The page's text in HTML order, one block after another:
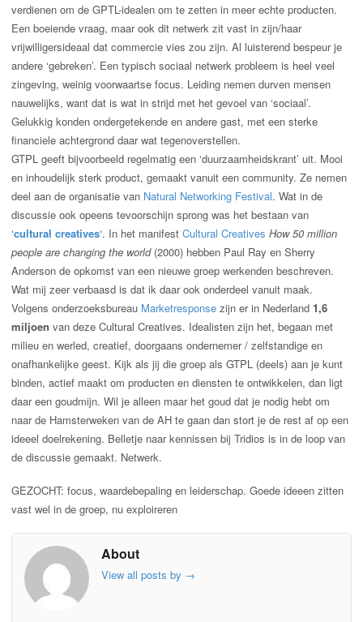
verdienen om de GPTL-idealen om te zetten in meer echte producten.
Een boeiende vraag, maar ook dit netwerk zit vast in zijn/haar
vrijwilligersideaal dat commercie vies zou zijn. Al luisterend bespeur je
andere ‘gebreken’. Een typisch sociaal netwerk probleem is heel veel
zingeving, weinig voorwaartse focus. Leiding nemen durven mensen
nauwelijks, want dat is wat in strijd met het gevoel van ‘sociaal’.
Gelukkig konden ondergetekende en andere gast, met een sterke
financiele achtergrond daar wat tegenoverstellen.
GTPL geeft bijvoorbeeld regelmatig een ‘duurzaamheidskrant’ uit. Mooi
en inhoudelijk sterk product, gemaakt vanuit een community. Ze nemen
deel aan de organisatie van Natural Networking Festival. Wat in de
discussie ook opeens tevoorschijn sprong was het bestaan van
‘cultural creatives‘. In het manifest Cultural Creatives How 50 million
people are changing the world(2000) hebben Paul Ray en Sherry
Anderson de opkomst van een nieuwe groep werkenden beschreven.
Wat mij zeer verbaasd is dat ik daar ook onderdeel vanuit maak.
Volgens onderzoeksbureau Marketresponse zijn er in Nederland 1,6
miljoen van deze Cultural Creatives. Idealisten zijn het, begaan met
milieu en werled, creatief, doorgaans ondernemer / zelfstandige en
onafhankelijke geest. Kijk als jij die groep als GTPL (deels) aan je kunt
binden, actief maakt om producten en diensten te ontwikkelen, dan ligt
daar een goudmijn. Wil je alleen maar het goud dat je nodig hebt om
naar de Hamsterweken van de AH te gaan dan stort je de rest af op een
ideeel doelrekening. Belletje naar kennissen bij Tridios is in de loop van
de discussie gemaakt. Netwerk.
GEZOCHT: focus, waardebepaling en leiderschap. Goede ideeen zitten
vast wel in de groep, nu exploireren
About
View all posts by →